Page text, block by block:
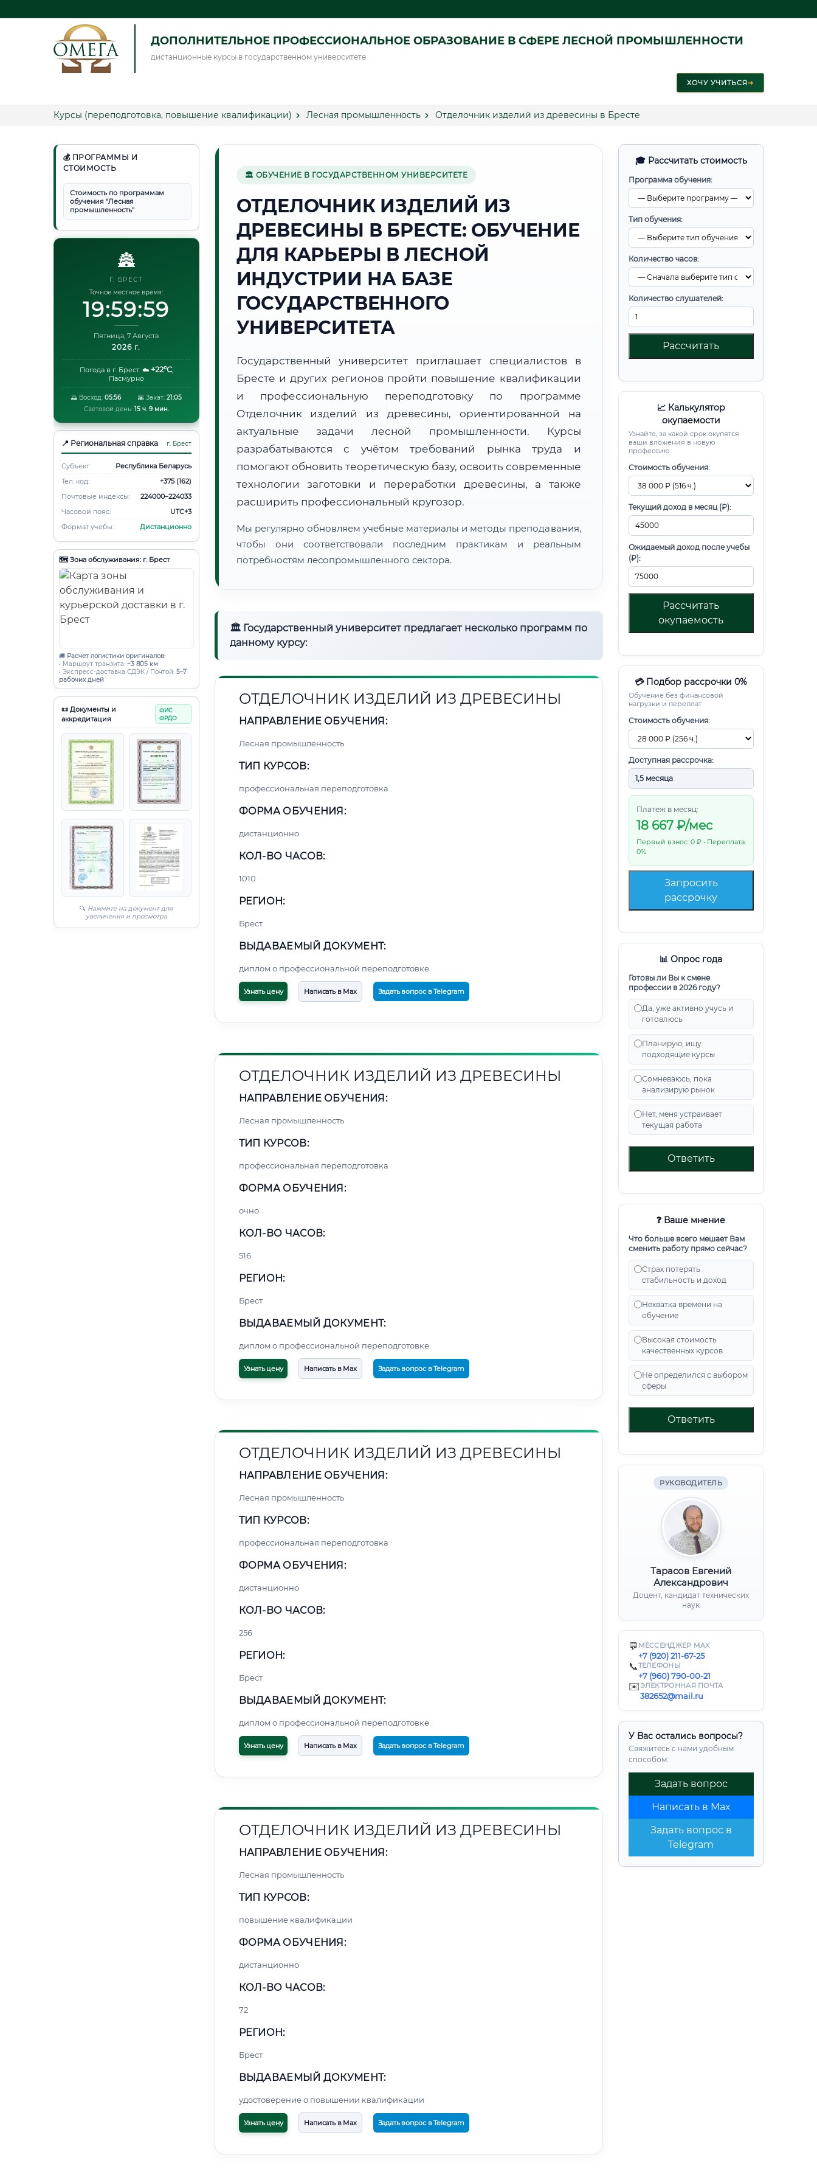
ДОПОЛНИТЕЛЬНОЕ ПРОФЕССИОНАЛЬНОЕ ОБРАЗОВАНИЕ В СФЕРЕ ЛЕСНОЙ ПРОМЫШЛЕННОСТИ
дистанционные курсы в государственном университете
ХОЧУ УЧИТЬСЯ➜
Курсы (переподготовка, повышение квалификации) Лесная промышленность Отделочник изделий из древесины в Бресте
💰 ПРОГРАММЫ И
СТОИМОСТЬ
Стоимость по программам
обучения "Лесная
промышленность"
🏯
Г. БРЕСТ
Точное местное время:
20:00:00
Пятница, 7 Августа
2026 г.
Погода в г. Брест: ☁️ +22°C,
Пасмурно
🌅 Восход: 05:56 🌇 Закат: 21:05
Световой день: 15 ч. 9 мин.
📍 Региональная справка г. Брест
Субъект:
Республика Беларусь
Тел. код:
+375 (162)
Почтовые индексы:
224000–224033
Часовой пояс:
UTC+3
Формат учебы:
Дистанционно
🗺️ Зона обслуживания: г. Брест
🚚 Расчет логистики оригиналов:
• Маршрут транзита: ~3 805 км
• Экспресс-доставка СДЭК / Почтой: 5–7
рабочих дней
📜 Документы и
аккредитация
ФИС
ФРДО
🔍 Нажмите на документ для
увеличения и просмотра
🎓 Рассчитать стоимость
Программа обучения:
Тип обучения:
Количество часов:
Количество слушателей:
Рассчитать
📈 Калькулятор
окупаемости
Узнайте, за какой срок окупятся
ваши вложения в новую
профессию
Стоимость обучения:
Текущий доход в месяц (₽):
Ожидаемый доход после учебы
(₽):
Рассчитать
окупаемость
💳 Подбор рассрочки 0%
Обучение без финансовой
нагрузки и переплат
Стоимость обучения:
Доступная рассрочка:
Платеж в месяц:
18 667₽/мес
Первый взнос: 0 ₽ • Переплата:
0%
Запросить
рассрочку
📊 Опрос года
Готовы ли Вы к смене
профессии в 2026 году?
Да, уже активно учусь и
готовлюсь
Планирую, ищу
подходящие курсы
Сомневаюсь, пока
анализирую рынок
Нет, меня устраивает
текущая работа
Ответить
❓ Ваше мнение
Что больше всего мешает Вам
сменить работу прямо сейчас?
Страх потерять
стабильность и доход
Нехватка времени на
обучение
Высокая стоимость
качественных курсов
Не определился с выбором
сферы
Ответить
РУКОВОДИТЕЛЬ
Тарасов Евгений
Александрович
Доцент, кандидат технических
наук
💬 МЕССЕНДЖЕР MAX
+7 (920) 211-67-25
📞ТЕЛЕФОНЫ
+7 (960) 790-00-21
✉️ЭЛЕКТРОННАЯ ПОЧТА
382652@mail.ru
У Вас остались вопросы?
Свяжитесь с нами удобным
способом:
Задать вопрос
Написать в Max
Задать вопрос в
Telegram
🏛 ОБУЧЕНИЕ В ГОСУДАРСТВЕННОМ УНИВЕРСИТЕТЕ
ОТДЕЛОЧНИК ИЗДЕЛИЙ ИЗ
ДРЕВЕСИНЫ В БРЕСТЕ: ОБУЧЕНИЕ
ДЛЯ КАРЬЕРЫ В ЛЕСНОЙ
ИНДУСТРИИ НА БАЗЕ
ГОСУДАРСТВЕННОГО
УНИВЕРСИТЕТА
Государственный университет приглашает специалистов в
Бресте и других регионов пройти повышение квалификации
и профессиональную переподготовку по программе
Отделочник изделий из древесины, ориентированной на
актуальные задачи лесной промышленности. Курсы
разрабатываются с учётом требований рынка труда и
помогают обновить теоретическую базу, освоить современные
технологии заготовки и переработки древесины, а также
расширить профессиональный кругозор.
Мы регулярно обновляем учебные материалы и методы преподавания,
чтобы они соответствовали последним практикам и реальным
потребностям лесопромышленного сектора.
🏛 Государственный университет предлагает несколько программ по
данному курсу:
ОТДЕЛОЧНИК ИЗДЕЛИЙ ИЗ ДРЕВЕСИНЫ
НАПРАВЛЕНИЕ ОБУЧЕНИЯ:
Лесная промышленность
ТИП КУРСОВ:
профессиональная переподготовка
ФОРМА ОБУЧЕНИЯ:
дистанционно
КОЛ-ВО ЧАСОВ:
1010
РЕГИОН:
Брест
ВЫДАВАЕМЫЙ ДОКУМЕНТ:
диплом о профессиональной переподготовке
Узнать цену Написать в Max Задать вопрос в Telegram
ОТДЕЛОЧНИК ИЗДЕЛИЙ ИЗ ДРЕВЕСИНЫ
НАПРАВЛЕНИЕ ОБУЧЕНИЯ:
Лесная промышленность
ТИП КУРСОВ:
профессиональная переподготовка
ФОРМА ОБУЧЕНИЯ:
очно
КОЛ-ВО ЧАСОВ:
516
РЕГИОН:
Брест
ВЫДАВАЕМЫЙ ДОКУМЕНТ:
диплом о профессиональной переподготовке
Узнать цену Написать в Max Задать вопрос в Telegram
ОТДЕЛОЧНИК ИЗДЕЛИЙ ИЗ ДРЕВЕСИНЫ
НАПРАВЛЕНИЕ ОБУЧЕНИЯ:
Лесная промышленность
ТИП КУРСОВ:
профессиональная переподготовка
ФОРМА ОБУЧЕНИЯ:
дистанционно
КОЛ-ВО ЧАСОВ:
256
РЕГИОН:
Брест
ВЫДАВАЕМЫЙ ДОКУМЕНТ:
диплом о профессиональной переподготовке
Узнать цену Написать в Max Задать вопрос в Telegram
ОТДЕЛОЧНИК ИЗДЕЛИЙ ИЗ ДРЕВЕСИНЫ
НАПРАВЛЕНИЕ ОБУЧЕНИЯ:
Лесная промышленность
ТИП КУРСОВ:
повышение квалификации
ФОРМА ОБУЧЕНИЯ:
дистанционно
КОЛ-ВО ЧАСОВ:
72
РЕГИОН:
Брест
ВЫДАВАЕМЫЙ ДОКУМЕНТ:
удостоверение о повышении квалификации
Узнать цену Написать в Max Задать вопрос в Telegram